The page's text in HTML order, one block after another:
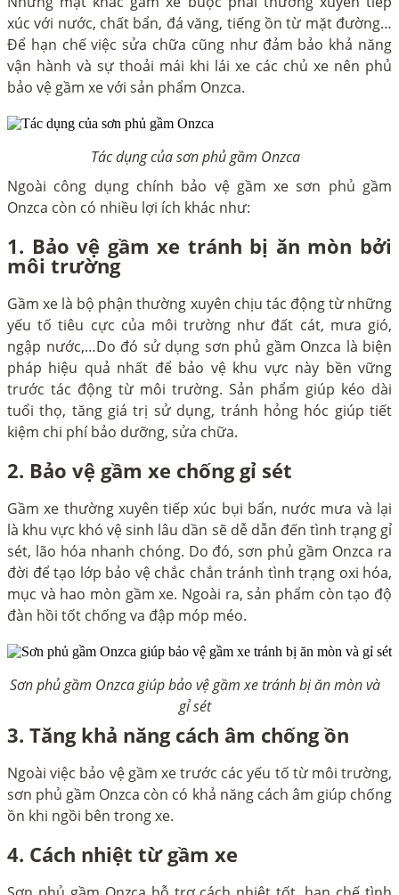
xúc với nước, chất bẩn, đá văng, tiếng ồn từ mặt đường…
Để hạn chế việc sửa chữa cũng như đảm bảo khả năng
vận hành và sự thoải mái khi lái xe các chủ xe nên phủ
bảo vệ gầm xe với sản phẩm Onzca.
Tác dụng của sơn phủ gầm Onzca
Ngoài công dụng chính bảo vệ gầm xe sơn phủ gầm
Onzca còn có nhiều lợi ích khác như:
1. Bảo vệ gầm xe tránh bị ăn mòn bởi
môi trường
Gầm xe là bộ phận thường xuyên chịu tác động từ những
yếu tố tiêu cực của môi trường như đất cát, mưa gió,
ngập nước,…Do đó sử dụng sơn phủ gầm Onzca là biện
pháp hiệu quả nhất để bảo vệ khu vực này bền vững
trước tác động từ môi trường. Sản phẩm giúp kéo dài
tuổi thọ, tăng giá trị sử dụng, tránh hỏng hóc giúp tiết
kiệm chi phí bảo dưỡng, sửa chữa.
2. Bảo vệ gầm xe chống gỉ sét
Gầm xe thường xuyên tiếp xúc bụi bẩn, nước mưa và lại
là khu vực khó vệ sinh lâu dần sẽ dễ dẫn đến tình trạng gỉ
sét, lão hóa nhanh chóng. Do đó, sơn phủ gầm Onzca ra
đời để tạo lớp bảo vệ chắc chắn tránh tình trạng oxi hóa,
mục và hao mòn gầm xe. Ngoài ra, sản phẩm còn tạo độ
đàn hồi tốt chống va đập móp méo.
Sơn phủ gầm Onzca giúp bảo vệ gầm xe tránh bị ăn mòn và
gỉ sét
3. Tăng khả năng cách âm chống ồn
Ngoài việc bảo vệ gầm xe trước các yếu tố từ môi trường,
sơn phủ gầm Onzca còn có khả năng cách âm giúp chống
ồn khi ngồi bên trong xe.
4. Cách nhiệt từ gầm xe